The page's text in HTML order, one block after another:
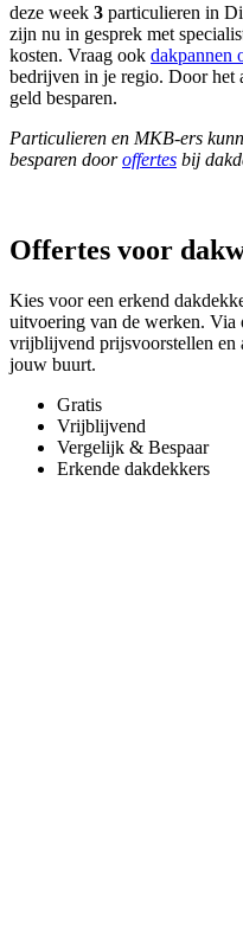
deze week 3 particulieren in
zijn nu in gesprek met
kosten. Vraag ook dakpannen
bedrijven in je regio. Door het
geld besparen.
Particulieren en MKB-ers
besparen dooroffertes bij
Offertes voor
Kies voor een erkend
uitvoering van de werken. Via
vrijblijvend prijsvoorstellen en
jouw buurt.
Gratis
Vrijblijvend
Vergelijk & Bespaar
Erkende dakdekkers